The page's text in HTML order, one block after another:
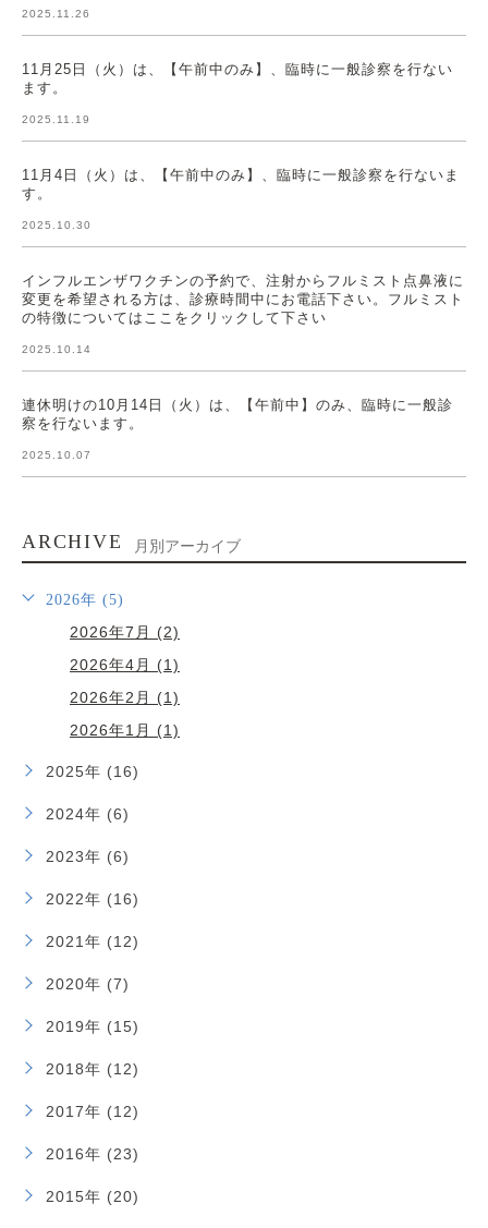
2025.11.26
11月25日（火）は、【午前中のみ】、臨時に一般診察を行ない
ます。
2025.11.19
11月4日（火）は、【午前中のみ】、臨時に一般診察を行ないま
す。
2025.10.30
インフルエンザワクチンの予約で、注射からフルミスト点鼻液に
変更を希望される方は、診療時間中にお電話下さい。フルミスト
の特徴についてはここをクリックして下さい
2025.10.14
連休明けの10月14日（火）は、【午前中】のみ、臨時に一般診
察を行ないます。
2025.10.07
ARCHIVE 月別アーカイブ
2026年 (5)
2026年7月 (2)
2026年4月 (1)
2026年2月 (1)
2026年1月 (1)
2025年 (16)
2024年 (6)
2023年 (6)
2022年 (16)
2021年 (12)
2020年 (7)
2019年 (15)
2018年 (12)
2017年 (12)
2016年 (23)
2015年 (20)